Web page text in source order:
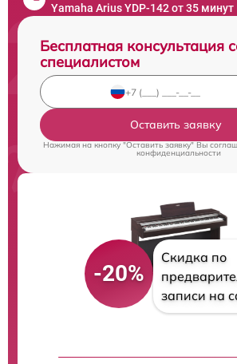
Yamaha Arius YDP-142 от 35 минут
Бесплатная консультация
специалистом
Оставить заявку
Нажимая на кнопку "Оставить заявку" Вы
конфиденциальности
-20%
Скидка по
записи на